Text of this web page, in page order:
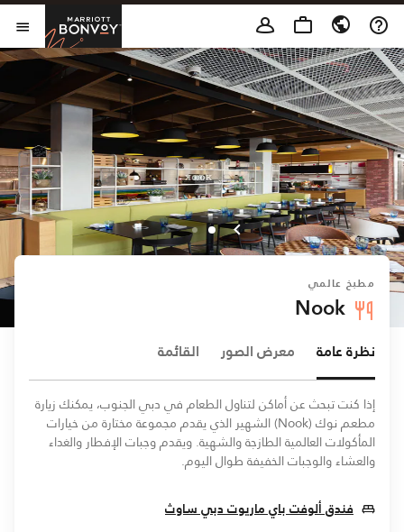
Skip to Content
مطبخ عالمي
Nook
نظرة عامة معرض الصور القائمة
إذا كنت تبحث عن أماكن لتناول الطعام في دبي الجنوب، يمكنك زيارة
مطعم نوك (Nook) الشهير الذي يقدم مجموعة مختارة من خيارات
المأكولات العالمية الطازجة والشهية. ويقدم وجبات الإفطار والغداء
والعشاء والوجبات الخفيفة طوال اليوم.
فندق ألوفت باي ماريوت دبي ساوثOpens In New Window